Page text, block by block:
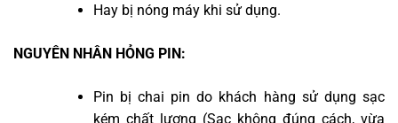
Hay bị nóng máy khi sử dụng.
NGUYÊN NHÂN HỎNG PIN:
Pin bị chai pin do khách hàng sử dụng sạc
kém chất lượng (Sạc không đúng cách, vừa